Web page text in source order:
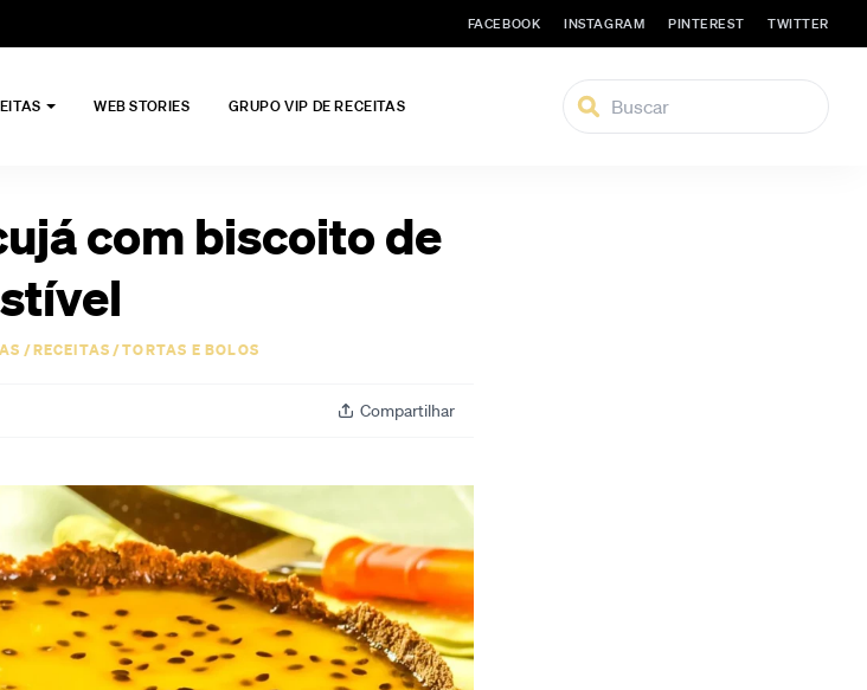
FACEBOOK INSTAGRAM PINTEREST TWITTER
WEB STORIES GRUPO VIP DE RECEITAS
com biscoito de
/RECEITAS/TORTAS E BOLOS
Compartilhar